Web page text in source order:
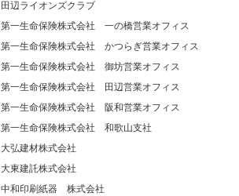
田辺ライオンズクラブ
第一生命保険株式会社 一の橋営業オフィス
第一生命保険株式会社 かつらぎ営業オフィス
第一生命保険株式会社 御坊営業オフィス
第一生命保険株式会社 田辺営業オフィス
第一生命保険株式会社 阪和営業オフィス
第一生命保険株式会社 和歌山支社
大弘建材株式会社
大東建託株式会社
中和印刷紙器 株式会社